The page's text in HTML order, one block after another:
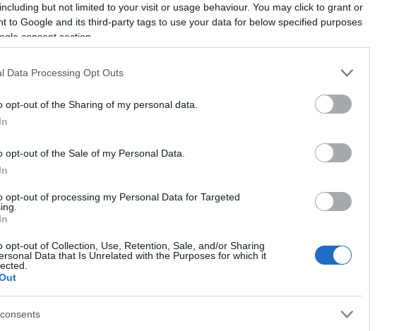
but not limited to your visit or usage behaviour. You may click to grant or
to Google and its third-party tags to use your data for below specified purposes
consent section.
Data Processing Opt Outs
opt-out of the Sharing of my personal data.
opt-out of the Sale of my Personal Data.
opt-out of processing my Personal Data for Targeted
opt-out of Collection, Use, Retention, Sale, and/or Sharing
Data that Is Unrelated with the Purposes for which it
ότι η εικόνα αυτή δεν
και ότι δεν διαπιστώνεται ιδιαίτερο
διίστανται, με το θέμα να προκαλεί
της παραλίας.
αντιδήμαρχος Άγγελος Κωνσταντινάκης
παρουσίας τσουχτρών στα
ότι η κατάσταση δεν είναι όπως
του ενδιαφέροντος, με τους λουόμενους να
που επικρατεί στην παραλία,
περιόδου.
Προσοχή σήμερα
Υψηλός κίνδυνος
απαγορεύεται από
την Πολιτική
Προστασία
08.08.2026 | 08:00
Μεγάλο πανηγύρι
στην Εύβοια:
Πλημμύρισε με
(pics&vid)
08.08.2026 | 00:59
πρόσωπο: Έρχονται
40άρια μαζί με
07.08.2026 | 22:20